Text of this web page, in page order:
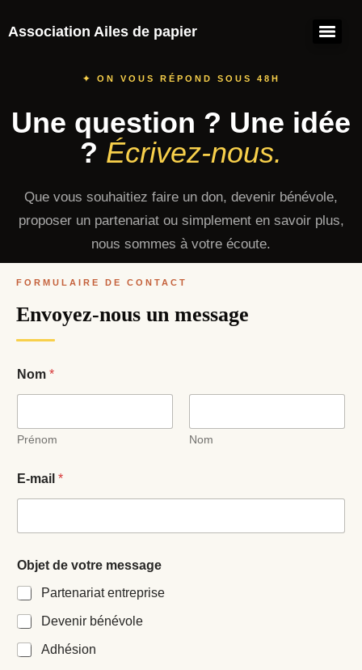
Association Ailes de papier
✦ ON VOUS RÉPOND SOUS 48H
Une question ? Une idée
? Écrivez-nous.
Que vous souhaitiez faire un don, devenir bénévole,
proposer un partenariat ou simplement en savoir plus,
nous sommes à votre écoute.
FORMULAIRE DE CONTACT
Envoyez-nous un message
Nom *
Prénom Nom
b
j
u
o
u
E-mail *
Objet de votre message
Partenariat entreprise
Devenir bénévole
Adhésion